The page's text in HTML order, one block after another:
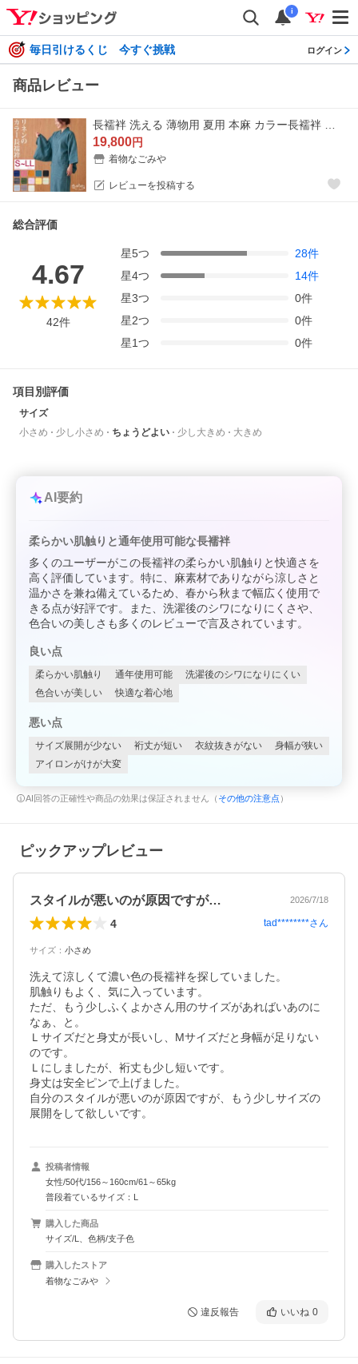
i
毎日引けるくじ 今すぐ挑戦 ログイン
商品レビュー
19,800円
着物なごみや
レビューを投稿する
総合評価
4.67
42件
星5つ 28件
星4つ 14件
星3つ 0件
星2つ 0件
星1つ 0件
項目別評価
サイズ
小さめ
少し小さめ ちょうどよい 少し大きめ 大きめ
AI要約
柔らかい肌触りと通年使用可能な長襦袢
多くのユーザーがこの長襦袢の柔らかい肌触りと快適さを
高く評価しています。特に、麻素材でありながら涼しさと
温かさを兼ね備えているため、春から秋まで幅広く使用で
きる点が好評です。また、洗濯後のシワになりにくさや、
色合いの美しさも多くのレビューで言及されています。
良い点
柔らかい肌触り 通年使用可能
洗濯後のシワになりにくい
色合いが美しい
快適な着心地
悪い点
サイズ展開が少ない 裄丈が短い 衣紋抜きがない
身幅が狭い
アイロンがけが大変
AI回答の正確性や商品の効果は保証されません（ その他の注意点 ）
ピックアップレビュー
スタイルが悪いのが原因ですが… 2026/7/18
4 tad********さん
サイズ ： 小さめ
洗えて涼しくて濃い色の長襦袢を探していました。
肌触りもよく、気に入っています。
ただ、もう少しふくよかさん用のサイズがあればいあのに
なぁ、と。
Ｌサイズだと身丈が長いし、Mサイズだと身幅が足りない
のです。
Ｌにしましたが、裄丈も少し短いです。
身丈は安全ピンで上げました。
自分のスタイルが悪いのが原因ですが、もう少しサイズの
展開をして欲しいです。
投稿者情報
女性/50代/156～160cm/61～65kg
普段着ているサイズ：L
購入した商品
サイズ/L、色柄/支子色
購入したストア
着物なごみや
違反報告 いいね 0